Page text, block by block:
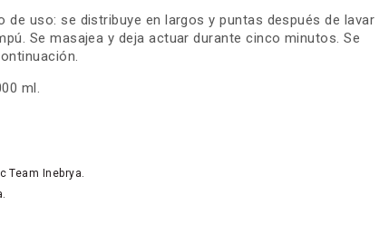
de uso: se distribuye en largos y puntas después de lavar
Se masajea y deja actuar durante cinco minutos. Se
ml.
Team Inebrya.